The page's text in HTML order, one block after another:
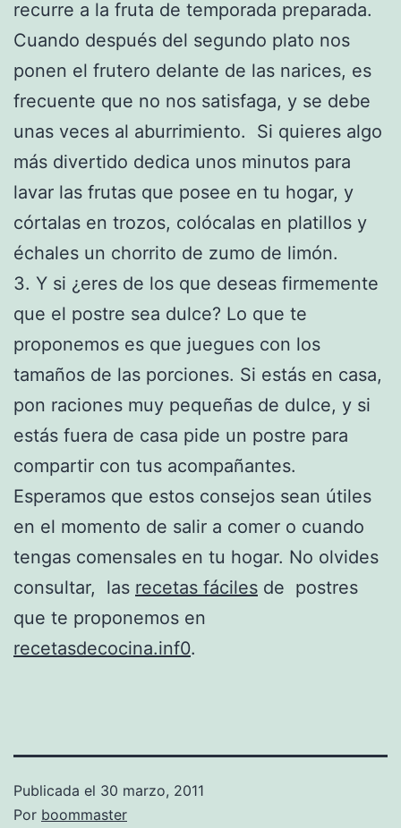
recurre a la fruta de temporada preparada.
Cuando después del segundo plato nos
ponen el frutero delante de las narices, es
frecuente que no nos satisfaga, y se debe
unas veces al aburrimiento. Si quieres algo
más divertido dedica unos minutos para
lavar las frutas que posee en tu hogar, y
córtalas en trozos, colócalas en platillos y
échales un chorrito de zumo de limón.
3. Y si ¿eres de los que deseas firmemente
que el postre sea dulce? Lo que te
proponemos es que juegues con los
tamaños de las porciones. Si estás en casa,
pon raciones muy pequeñas de dulce, y si
estás fuera de casa pide un postre para
compartir con tus acompañantes.
Esperamos que estos consejos sean útiles
en el momento de salir a comer o cuando
tengas comensales en tu hogar. No olvides
consultar, las recetas fáciles de postres
que te proponemos en
recetasdecocina.inf0.
Publicada el 30 marzo, 2011
Por boommaster